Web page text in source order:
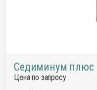
Седиминум плюс
Цена по запросу